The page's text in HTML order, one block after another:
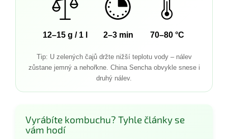
12–15 g / 1 l 2–3 min 70–80 °C
Tip: U zelených čajů držte nižší teplotu vody – nálev
zůstane jemný a nehořkne. China Sencha obvykle snese i
druhý nálev.
Vyrábíte kombuchu? Tyhle články se
vám hodí